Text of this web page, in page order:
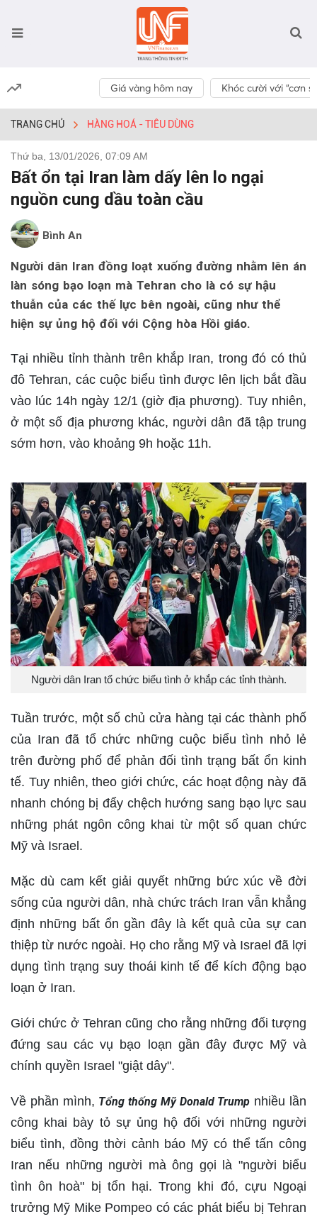
Giá vàng hôm nay Khóc cười với “cơn
TRANG CHỦ HÀNG HOÁ - TIÊU DÙNG
Thứ ba, 13/01/2026, 07:09 AM
Bất ổn tại Iran làm dấy lên lo ngại
nguồn cung dầu toàn cầu
Bình An
Người dân Iran đồng loạt xuống đường nhằm lên án
làn sóng bạo loạn mà Tehran cho là có sự hậu
thuẫn của các thế lực bên ngoài, cũng như thể
hiện sự ủng hộ đối với Cộng hòa Hồi giáo.
Tại nhiều tỉnh thành trên khắp Iran, trong đó có thủ
đô Tehran, các cuộc biểu tình được lên lịch bắt đầu
vào lúc 14h ngày 12/1 (giờ địa phương). Tuy nhiên,
ở một số địa phương khác, người dân đã tập trung
sớm hơn, vào khoảng 9h hoặc 11h.
Người dân Iran tổ chức biểu tình ở khắp các tỉnh thành.
Tuần trước, một số chủ cửa hàng tại các thành phố
của Iran đã tổ chức những cuộc biểu tình nhỏ lẻ
trên đường phố để phản đối tình trạng bất ổn kinh
tế. Tuy nhiên, theo giới chức, các hoạt động này đã
nhanh chóng bị đẩy chệch hướng sang bạo lực sau
những phát ngôn công khai từ một số quan chức
Mỹ và Israel.
Mặc dù cam kết giải quyết những bức xúc về đời
sống của người dân, nhà chức trách Iran vẫn khẳng
định những bất ổn gần đây là kết quả của sự can
thiệp từ nước ngoài. Họ cho rằng Mỹ và Israel đã lợi
dụng tình trạng suy thoái kinh tế để kích động bạo
loạn ở Iran.
Giới chức ở Tehran cũng cho rằng những đối tượng
đứng sau các vụ bạo loạn gần đây được Mỹ và
chính quyền Israel "giật dây".
Về phần mình, Tổng thống Mỹ Donald Trump nhiều lần
công khai bày tỏ sự ủng hộ đối với những người
biểu tình, đồng thời cảnh báo Mỹ có thể tấn công
Iran nếu những người mà ông gọi là "người biểu
tình ôn hoà" bị tổn hại. Trong khi đó, cựu Ngoại
trưởng Mỹ Mike Pompeo có các phát biểu bị Tehran